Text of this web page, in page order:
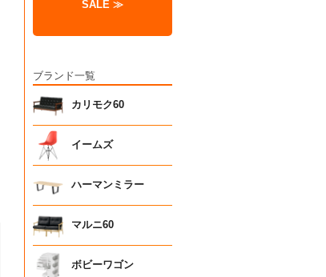
SALE ≫
ブランド一覧
カリモク60
イームズ
ハーマンミラー
マルニ60
ボビーワゴン